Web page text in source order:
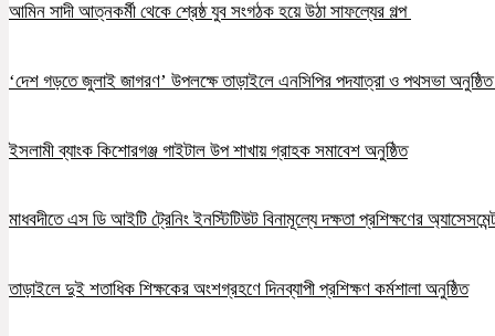
আমিন সাদী আত্নকর্মী থেকে শ্রেষ্ঠ যুব সংগঠক হয়ে উঠা সাফল্যের গল্প
‘দেশ গড়তে জুলাই জাগরণ’ উপলক্ষে তাড়াইলে এনসিপির পদযাত্রা ও পথসভা অনুষ্ঠিত
ইসলামী ব্যাংক কিশোরগঞ্জ গাইটাল উপ শাখায় গ্রাহক সমাবেশ অনুষ্ঠিত
মাধবদীতে এস ডি আইটি ট্রেনিং ইনস্টিটিউট বিনামূল্যে দক্ষতা প্রশিক্ষণের
তাড়াইলে দুই শতাধিক শিক্ষকের অংশগ্রহণে দিনব্যাপী প্রশিক্ষণ কর্মশালা অনুষ্ঠিত